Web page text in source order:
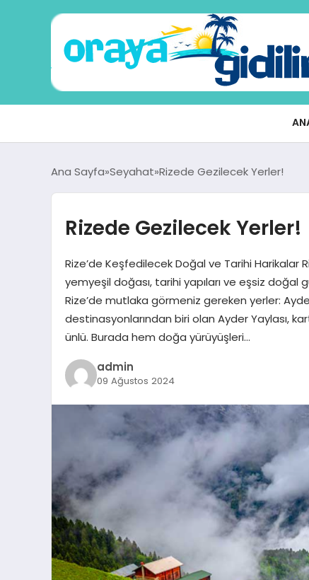
Ana Sayfa Seyahat Rizede Gezilecek Yerler!
Rizede Gezilecek Yerler!
Rize’de Keşfedilecek Doğal ve Tarihi Harikalar
yemyeşil doğası, tarihi yapıları ve eşsiz
Rize’de mutlaka görmeniz gereken yerler:
destinasyonlarından biri olan Ayder Yaylası,
ünlü. Burada hem doğa yürüyüşleri…
admin
09 Ağustos 2024